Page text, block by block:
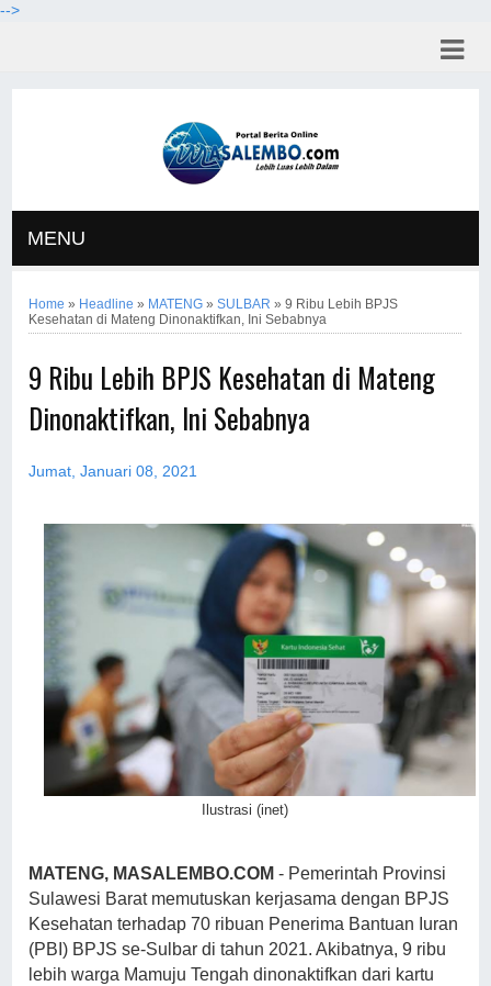
-->
MENU
Home » Headline » MATENG »SULBAR »9 Ribu Lebih BPJS
Kesehatan di Mateng Dinonaktifkan, Ini Sebabnya
9 Ribu Lebih BPJS Kesehatan di Mateng
Dinonaktifkan, Ini Sebabnya
Jumat, Januari 08, 2021
Ilustrasi (inet)
MATENG, MASALEMBO.COM - Pemerintah Provinsi
Sulawesi Barat memutuskan kerjasama dengan BPJS
Kesehatan terhadap 70 ribuan Penerima Bantuan Iuran
(PBI) BPJS se-Sulbar di tahun 2021. Akibatnya, 9 ribu
lebih warga Mamuju Tengah dinonaktifkan dari kartu